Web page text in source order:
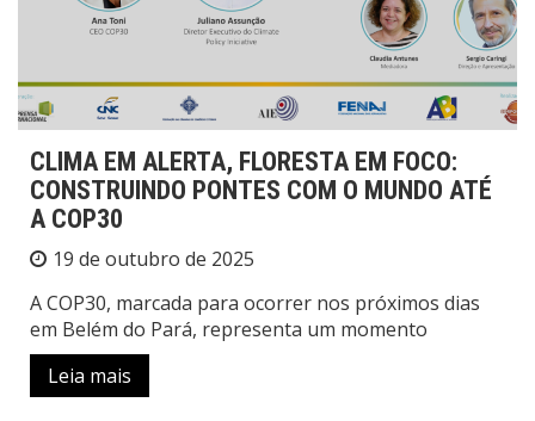
CLIMA EM ALERTA, FLORESTA EM FOCO:
CONSTRUINDO PONTES COM O MUNDO ATÉ
A COP30
19 de outubro de 2025
A COP30, marcada para ocorrer nos próximos dias
em Belém do Pará, representa um momento
Leia mais